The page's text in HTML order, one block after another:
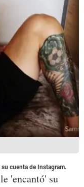
cuenta de Instagram.
'encantó' su